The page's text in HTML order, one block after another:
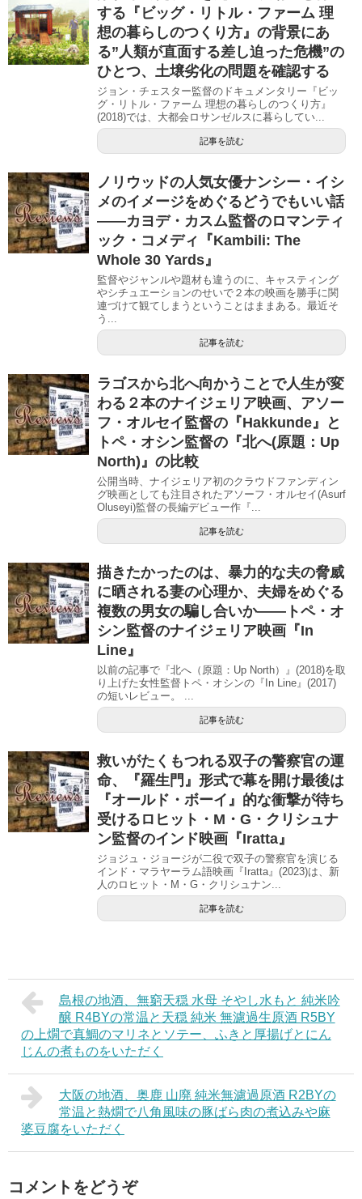
する『ビッグ・リトル・ファーム 理
想の暮らしのつくり方』の背景にあ
る”人類が直面する差し迫った危機”の
ひとつ、土壌劣化の問題を確認する
ジョン・チェスター監督のドキュメンタリー『ビッ
グ・リトル・ファーム 理想の暮らしのつくり方』
(2018)では、大都会ロサンゼルスに暮らしてい...
記事を読む
ノリウッドの人気女優ナンシー・イシ
メのイメージをめぐるどうでもいい話
――カヨデ・カスム監督のロマンティ
ック・コメディ『Kambili: The
Whole 30 Yards』
監督やジャンルや題材も違うのに、キャスティング
やシチュエーションのせいで２本の映画を勝手に関
連づけて観てしまうということはままある。最近そ
う...
記事を読む
ラゴスから北へ向かうことで人生が変
わる２本のナイジェリア映画、アソー
フ・オルセイ監督の『Hakkunde』と
トペ・オシン監督の『北へ(原題：Up
North)』の比較
公開当時、ナイジェリア初のクラウドファンディン
グ映画としても注目されたアソーフ・オルセイ(Asurf
Oluseyi)監督の長編デビュー作『...
記事を読む
描きたかったのは、暴力的な夫の脅威
に晒される妻の心理か、夫婦をめぐる
複数の男女の騙し合いか――トペ・オ
シン監督のナイジェリア映画『In
Line』
以前の記事で『北へ（原題：Up North）』(2018)を取
り上げた女性監督トペ・オシンの『In Line』(2017)
の短いレビュー。 ...
記事を読む
救いがたくもつれる双子の警察官の運
命、『羅生門』形式で幕を開け最後は
『オールド・ボーイ』的な衝撃が待ち
受けるロヒット・M・G・クリシュナ
ン監督のインド映画『Iratta』
ジョジュ・ジョージが二役で双子の警察官を演じる
インド・マラヤーラム語映画『Iratta』(2023)は、新
人のロヒット・M・G・クリシュナン...
記事を読む
島根の地酒、無窮天穏 水母 そやし水もと 純米吟
醸 R4BYの常温と天穏 純米 無濾過生原酒 R5BY
の上燗で真鯛のマリネとソテー、ふきと厚揚げとにん
じんの煮ものをいただく
大阪の地酒、奥鹿 山廃 純米無濾過原酒 R2BYの
常温と熱燗で八角風味の豚ばら肉の煮込みや麻
婆豆腐をいただく
コメントをどうぞ